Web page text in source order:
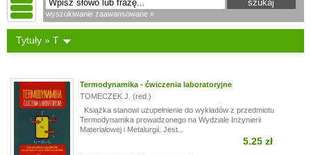
wyszukiwanie zaawansowane »
Tytuły » T
Termodynamika - ćwiczenia laboratoryjne
TOMECZEK J. (red.)
Książka stanowi uzupełnienie do wykładów z przedmiotu
Termodynamika prowadzonego na Wydziale Inżynierii
Materiałowej i Metalurgii. Jest...
5.25 zł